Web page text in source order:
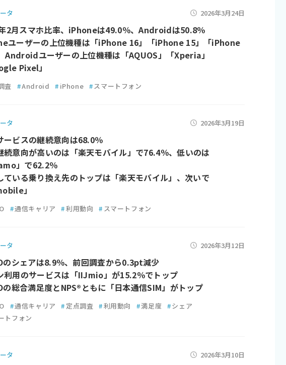
タ 2026年3月24日
2月スマホ比率、iPhoneは49.0％、Androidは50.8％
ユーザーの上位機種は「iPhone 16」「iPhone 15」「iPhone
Androidユーザーの上位機種は「AQUOS」「Xperia」
Pixel」
査 #Android # iPhone #スマートフォン
タ 2026年3月19日
ービスの継続意向は68.0％
続意向が高いのは「楽天モバイル」で76.4％、低いのは
」で62.2％
ている乗り換え先のトップは「楽天モバイル」、次いで
」
#通信キャリア #利用動向 # スマートフォン
タ 2026年3月12日
のシェアは8.9％、前回調査から0.3pt減少
利用のサービスは「IIJmio」が15.2％でトップ
の総合満足度とNPS®ともに「日本通信SIM」がトップ
#通信キャリア # 定点調査 #利用動向 #満足度 #シェア
トフォン
タ 2026年3月10日